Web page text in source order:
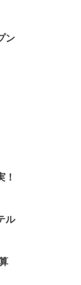
ン
！
ル